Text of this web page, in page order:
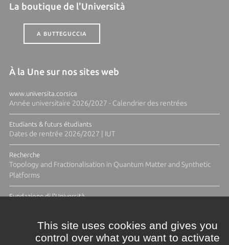
La boutique de l'Università
A BUTTEGUCCIA
À la Une sur nos sites web
www.universita.corsica
Année universitaire 2026/2027 - Calendrier des rentrées
Etudiants & futurs étudiants
Dates de rentrée 2026/2027 | IUT
Recherche
Topology and Fractionalisation in Quantum Matter and Synthetic
Platforms
Fundazione di l'Università
This site uses cookies and gives you
control over what you want to activate